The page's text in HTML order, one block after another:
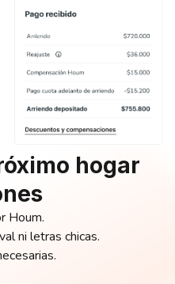
hogar
Houm.
ni letras chicas.